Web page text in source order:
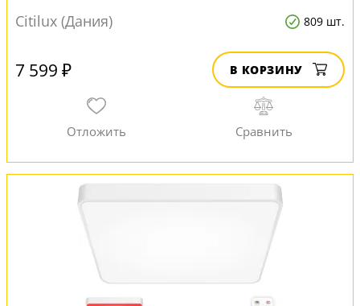
Citilux (Дания) 809 шт.
7 599 ₽ В КОРЗИНУ